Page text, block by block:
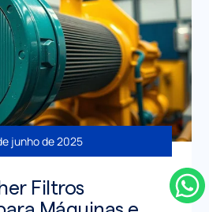
junho de 2025
Filtros